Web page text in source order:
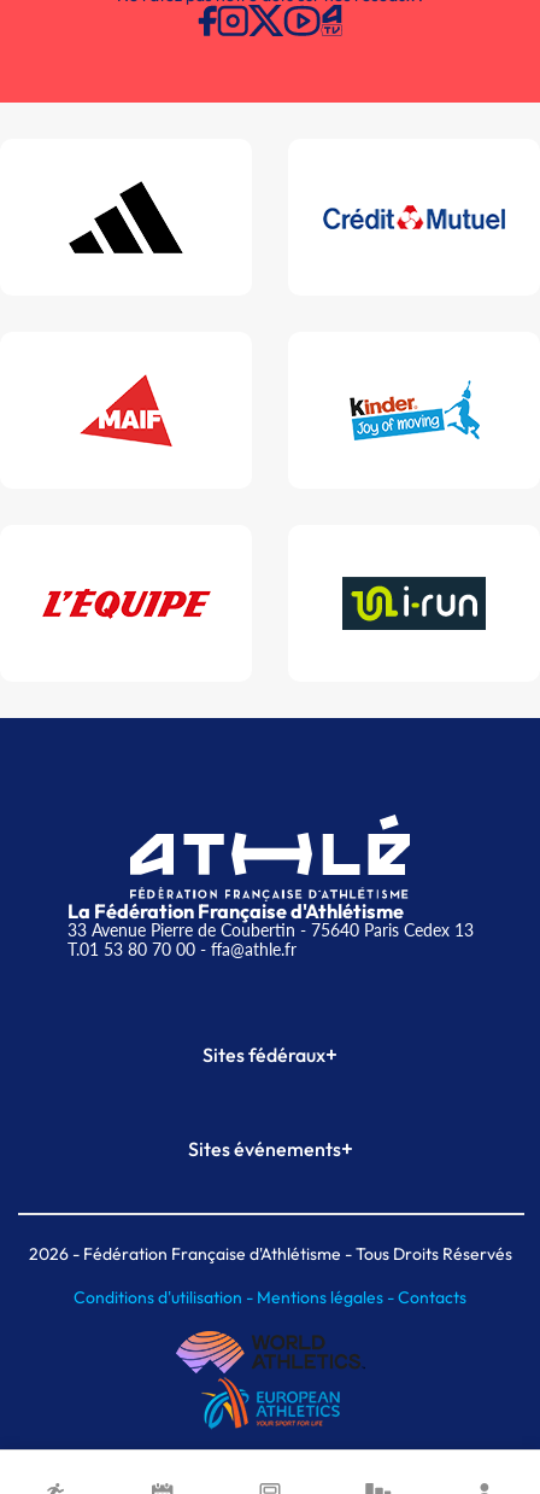
La Fédération Française d'Athlétisme
33 Avenue Pierre de Coubertin - 75640 Paris Cedex 13
T.01 53 80 70 00- ffa@athle.fr
Sites fédéraux+
Plateforme Formation
Sites événements+
Meeting de Paris indoor
MAIF Ekiden de Paris
2026- Fédération Française d'Athlétisme - Tous Droits Réservés
Conditions d'utilisation - Mentions légales -Contacts